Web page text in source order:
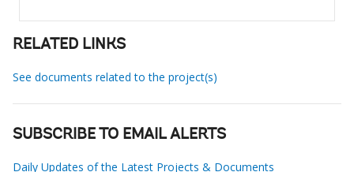
RELATED LINKS
See documents related to the project(s)
SUBSCRIBE TO EMAIL ALERTS
Daily Updates of the Latest Projects & Documents